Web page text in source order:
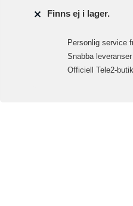
Finns ej i lager.
Personlig service
Snabba
Officiell Tele2-butik